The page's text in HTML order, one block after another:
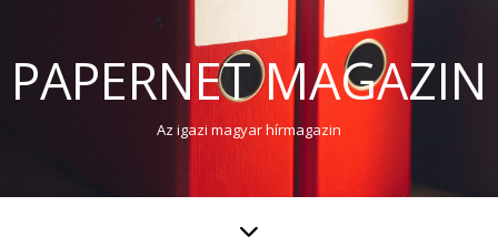
PAPERNET MAGAZIN
Az igazi magyar hírmagazin